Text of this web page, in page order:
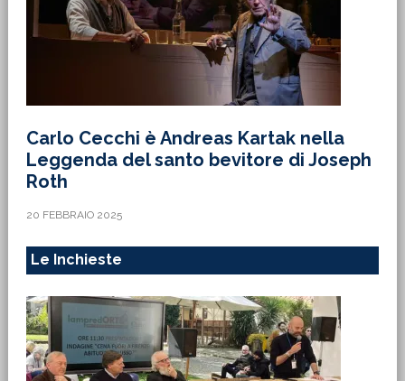
Carlo Cecchi è Andreas Kartak nella
Leggenda del santo bevitore di Joseph
Roth
20 FEBBRAIO 2025
Le Inchieste